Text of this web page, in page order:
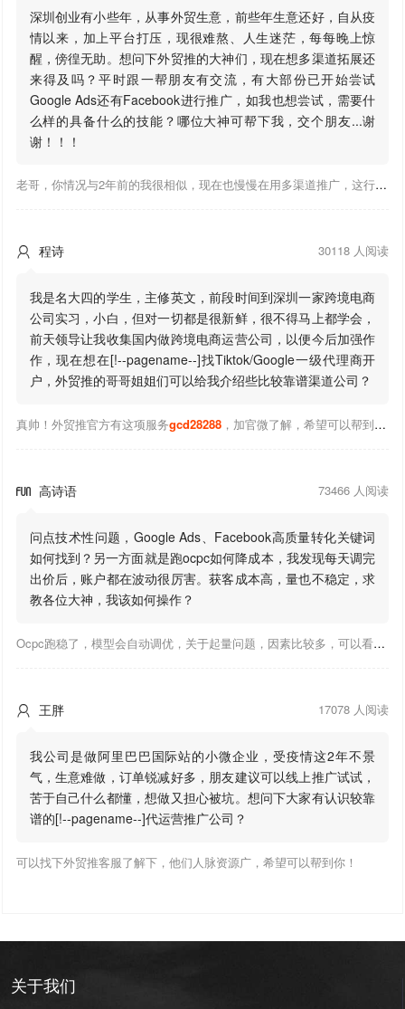
深圳创业有小些年，从事外贸生意，前些年生意还好，自从疫
情以来，加上平台打压，现很难熬、人生迷茫，每每晚上惊
醒，傍徨无助。想问下外贸推的大神们，现在想多渠道拓展还
来得及吗？平时跟一帮朋友有交流，有大部份已开始尝试
Google Ads还有Facebook进行推广，如我也想尝试，需要什
么样的具备什么的技能？哪位大神可帮下我，交个朋友...谢
谢！！！
老哥，你情况与2年前的我很相似，现在也慢慢在用多渠道推广，这行有钱景，你有基础上手会比较快，不必担心。至于Google还是Facebook哪好上手，我是Google广告入手，现在迷上外贸推关注大神们的营销推广干货。有空你也可多泡下这站，真能学到不少东西；希望可以帮到你！
 程诗 30118 人阅读
我是名大四的学生，主修英文，前段时间到深圳一家跨境电商
公司实习，小白，但对一切都是很新鲜，很不得马上都学会，
前天领导让我收集国内做跨境电商运营公司，以便今后加强作
作，现在想在[!--pagename--]找Tiktok/Google一级代理商开
户，外贸推的哥哥姐姐们可以给我介绍些比较靠谱渠道公司？
真帅！外贸推官方有这项服务gcd28288，加官微了解，希望可以帮到你！
 高诗语 73466 人阅读
问点技术性问题，Google Ads、Facebook高质量转化关键词
如何找到？另一方面就是跑ocpc如何降成本，我发现每天调完
出价后，账户都在波动很厉害。获客成本高，量也不稳定，求
教各位大神，我该如何操作？
Ocpc跑稳了，模型会自动调优，关于起量问题，因素比较多，可以看下靠谱推大神出的干货文章，都是经验总结，应该可以找到对应解决。
 王胖 17078 人阅读
我公司是做阿里巴巴国际站的小微企业，受疫情这2年不景
气，生意难做，订单锐减好多，朋友建议可以线上推广试试，
苦于自己什么都懂，想做又担心被坑。想问下大家有认识较靠
谱的[!--pagename--]代运营推广公司？
可以找下外贸推客服了解下，他们人脉资源广，希望可以帮到你！
关于我们